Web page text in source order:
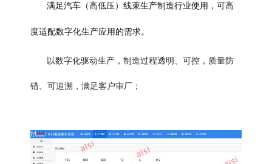
满足汽车（高低压）线束生产制造行业使用，可高
度适配数字化生产应用的需求。
以数字化驱动生产，制造过程透明、可控，质量防
错、可追溯，满足客户审厂；